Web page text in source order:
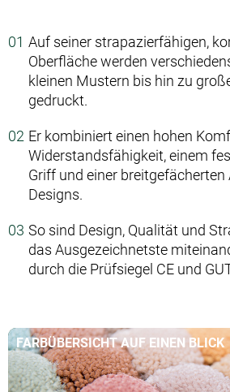
Auf seiner strapazierfähigen,
Oberfläche werden
kleinen Mustern bis hin zu
gedruckt.
Er kombiniert einen hohen
Widerstandsfähigkeit, einem
Griff und einer breitgefächerten
Designs.
So sind Design, Qualität und
das Ausgezeichnetste
durch die Prüfsiegel CE und
FARBÜBERSICHT AUF EINEN BLICK